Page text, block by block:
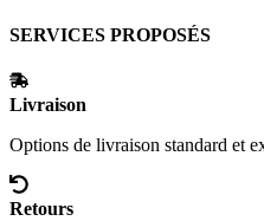
SERVICES PROPOSÉS
Livraison
Options de livraison standard et
Retours